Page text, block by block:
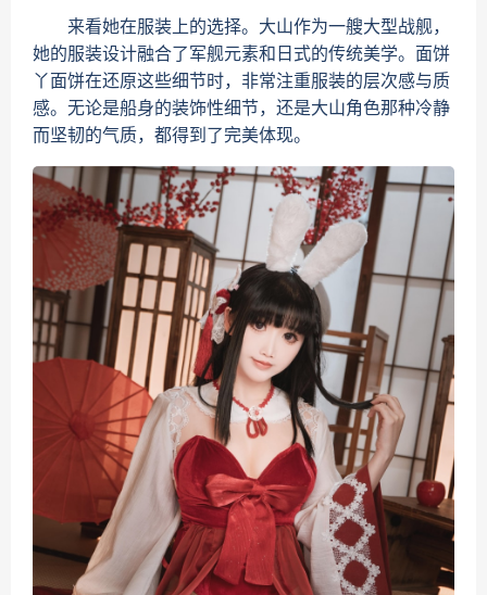
来看她在服装上的选择。大山作为一艘大型战舰，
她的服装设计融合了军舰元素和日式的传统美学。面饼
丫面饼在还原这些细节时，非常注重服装的层次感与质
感。无论是船身的装饰性细节，还是大山角色那种冷静
而坚韧的气质，都得到了完美体现。